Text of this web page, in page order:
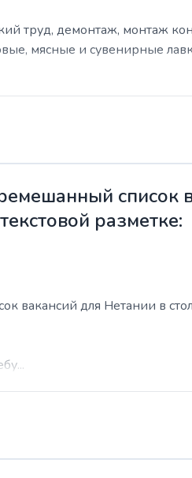
труд, демонтаж, монтаж
мясные и сувенирные
список
разметке:
для Нетании в